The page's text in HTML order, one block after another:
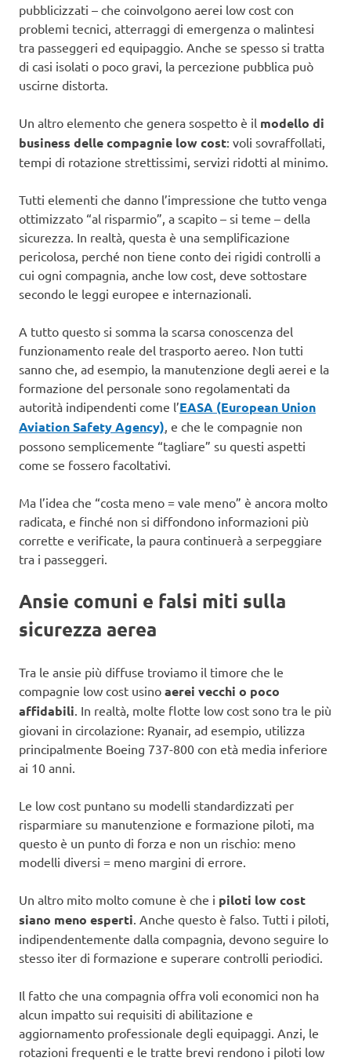
pubblicizzati – che coinvolgono aerei low cost con
problemi tecnici, atterraggi di emergenza o malintesi
tra passeggeri ed equipaggio. Anche se spesso si tratta
di casi isolati o poco gravi, la percezione pubblica può
uscirne distorta.
Un altro elemento che genera sospetto è il modello di
business delle compagnie low cost: voli sovraffollati,
tempi di rotazione strettissimi, servizi ridotti al minimo.
Tutti elementi che danno l’impressione che tutto venga
ottimizzato “al risparmio”, a scapito – si teme – della
sicurezza. In realtà, questa è una semplificazione
pericolosa, perché non tiene conto dei rigidi controlli a
cui ogni compagnia, anche low cost, deve sottostare
secondo le leggi europee e internazionali.
A tutto questo si somma la scarsa conoscenza del
funzionamento reale del trasporto aereo. Non tutti
sanno che, ad esempio, la manutenzione degli aerei e la
formazione del personale sono regolamentati da
autorità indipendenti come l’EASA (European Union
Aviation Safety Agency), e che le compagnie non
possono semplicemente “tagliare” su questi aspetti
come se fossero facoltativi.
Ma l’idea che “costa meno = vale meno” è ancora molto
radicata, e finché non si diffondono informazioni più
corrette e verificate, la paura continuerà a serpeggiare
tra i passeggeri.
Ansie comuni e falsi miti sulla
sicurezza aerea
Tra le ansie più diffuse troviamo il timore che le
compagnie low cost usino aerei vecchi o poco
affidabili. In realtà, molte flotte low cost sono tra le più
giovani in circolazione: Ryanair, ad esempio, utilizza
principalmente Boeing 737-800 con età media inferiore
ai 10 anni.
Le low cost puntano su modelli standardizzati per
risparmiare su manutenzione e formazione piloti, ma
questo è un punto di forza e non un rischio: meno
modelli diversi = meno margini di errore.
Un altro mito molto comune è che i piloti low cost
siano meno esperti. Anche questo è falso. Tutti i piloti,
indipendentemente dalla compagnia, devono seguire lo
stesso iter di formazione e superare controlli periodici.
Il fatto che una compagnia offra voli economici non ha
alcun impatto sui requisiti di abilitazione e
aggiornamento professionale degli equipaggi. Anzi, le
rotazioni frequenti e le tratte brevi rendono i piloti low